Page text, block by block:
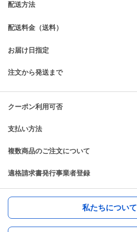
配送方法
配送料金（送料）
お届け日指定
注文から発送まで
クーポン利用可否
支払い方法
複数商品のご注文について
適格請求書発行事業者登録
私たちについて